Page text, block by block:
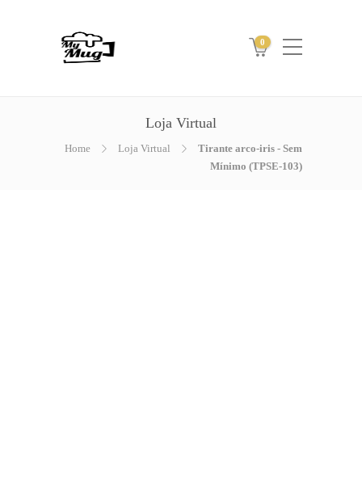
0
Loja Virtual
Home Loja Virtual
Tirante arco-iris - Sem
Mínimo (TPSE-103)